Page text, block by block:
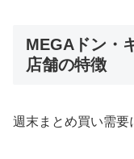
MEGAドン・
店舗の特徴
週末まとめ買い需要